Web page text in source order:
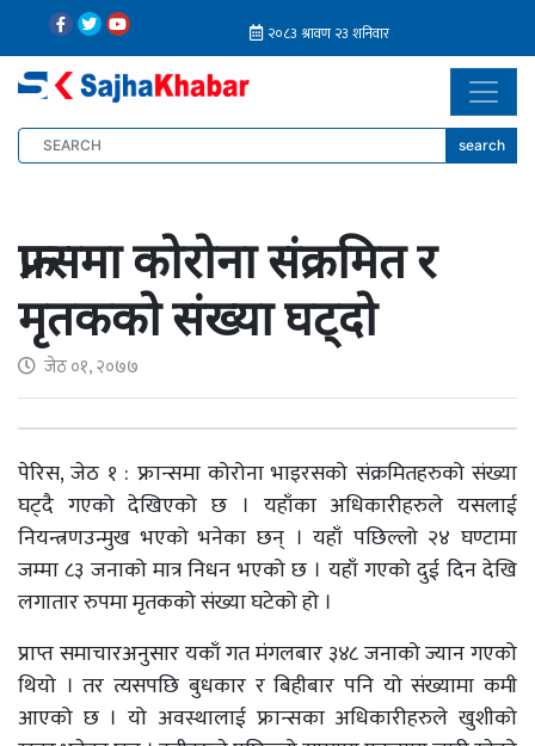
search
फ्रान्समा कोरोना संक्रमित र
मृतकको संख्या घट्दो
जेठ ०१, २०७७
पेरिस, जेठ १ : फ्रान्समा कोरोना भाइरसको संक्रमितहरुको संख्या
घट्दै गएको देखिएको छ । यहाँका अधिकारीहरुले यसलाई
नियन्त्रणउन्मुख भएको भनेका छन् । यहाँ पछिल्लो २४ घण्टामा
जम्मा ८३ जनाको मात्र निधन भएको छ । यहाँ गएको दुई दिन देखि
लगातार रुपमा मृतकको संख्या घटेको हो ।
प्राप्त समाचारअनुसार यकाँ गत मंगलबार ३४८ जनाको ज्यान गएको
थियो । तर त्यसपछि बुधकार र बिहीबार पनि यो संख्यामा कमी
आएको छ । यो अवस्थालाई फ्रान्सका अधिकारीहरुले खुशीको